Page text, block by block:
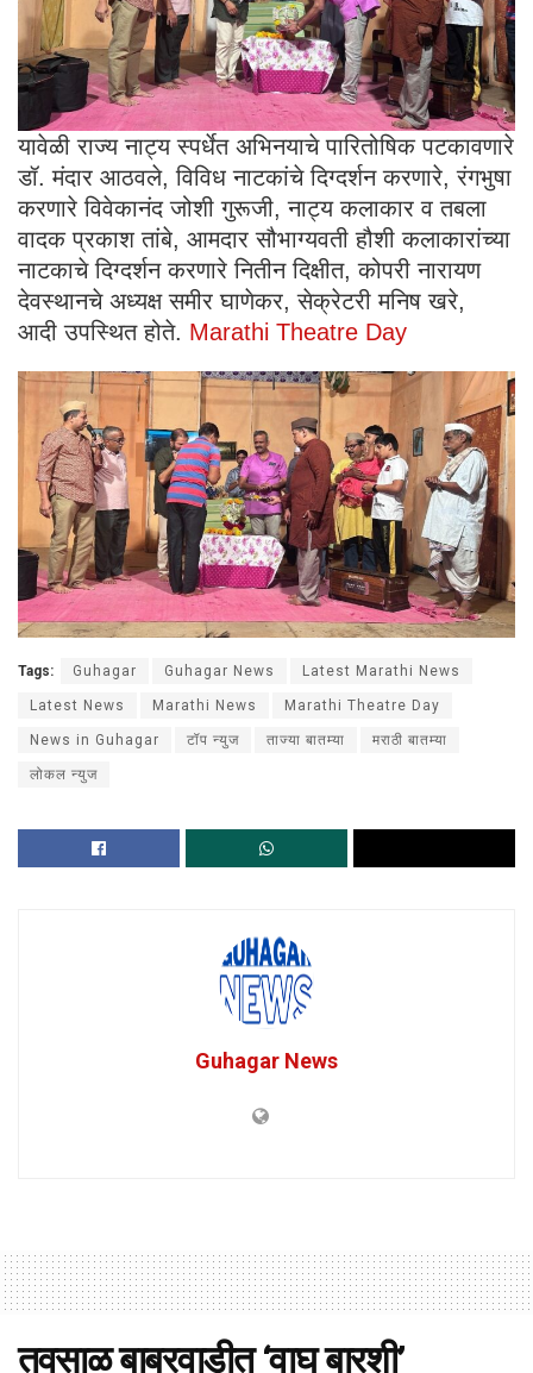
यावेळी राज्य नाट्य स्पर्धेत अभिनयाचे पारितोषिक पटकावणारे
डॉ. मंदार आठवले, विविध नाटकांचे दिग्दर्शन करणारे, रंगभुषा
करणारे विवेकानंद जोशी गुरूजी, नाट्य कलाकार व तबला
वादक प्रकाश तांबे, आमदार सौभाग्यवती हौशी कलाकारांच्या
नाटकाचे दिग्दर्शन करणारे नितीन दिक्षीत, कोपरी नारायण
देवस्थानचे अध्यक्ष समीर घाणेकर, सेक्रेटरी मनिष खरे,
आदी उपस्थित होते. Marathi Theatre Day
Tags: Guhagar Guhagar News Latest Marathi News
Latest News Marathi News Marathi Theatre Day
News in Guhagar टॉप न्युज ताज्या बातम्या मराठी बातम्या
लोकल न्युज
Guhagar News
तवसाळ बाबरवाडीत ‘वाघ बारशी’